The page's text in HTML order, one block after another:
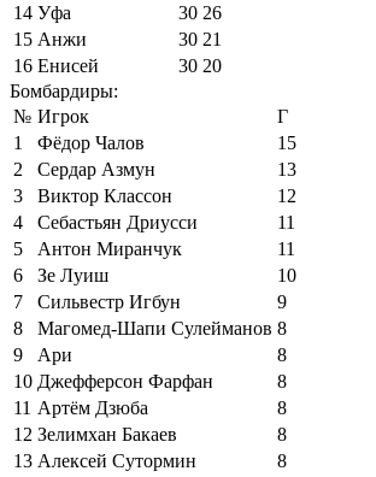
14 Уфа 30 26
15 Анжи 30 21
16 Енисей 30 20
Бомбардиры:
№ Игрок
Г
1
Фёдор Чалов
15
2
Сердар Азмун
13
3
Виктор Классон
12
4
Себастьян Дриусси
11
5
Антон Миранчук
11
6
Зе Луиш
10
7
Сильвестр Игбун
9
8
Магомед-Шапи Сулейманов 8
9
Ари
8
10 Джефферсон Фарфан
8
11 Артём Дзюба
8
12 Зелимхан Бакаев
8
13 Алексей Сутормин
8